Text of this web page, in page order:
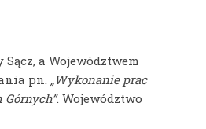
a Województwem
pn. „Wykonanie prac
. Województwo